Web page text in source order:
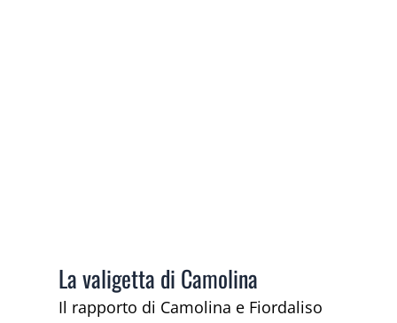
La valigetta di Camolina
Il rapporto di Camolina e Fiordaliso